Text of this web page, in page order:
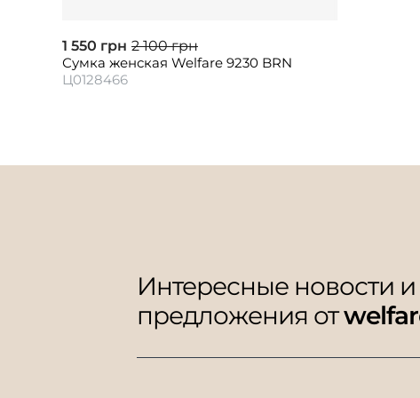
1 550 грн 2 100 грн
Сумка женская Welfare 9230 BRN
Ц0128466
Интересные новости
предложения от